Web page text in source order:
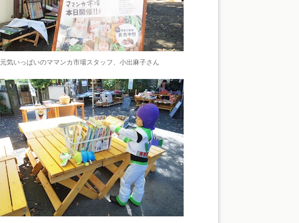
元気いっぱいのママンカ市場スタッフ、小出麻子さん